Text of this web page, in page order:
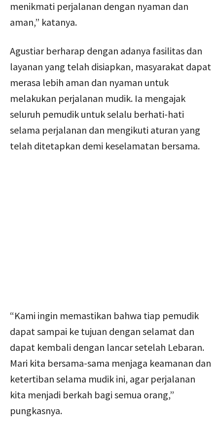
menikmati perjalanan dengan nyaman dan
aman,” katanya.
Agustiar berharap dengan adanya fasilitas dan
layanan yang telah disiapkan, masyarakat dapat
merasa lebih aman dan nyaman untuk
melakukan perjalanan mudik. Ia mengajak
seluruh pemudik untuk selalu berhati-hati
selama perjalanan dan mengikuti aturan yang
telah ditetapkan demi keselamatan bersama.
“Kami ingin memastikan bahwa tiap pemudik
dapat sampai ke tujuan dengan selamat dan
dapat kembali dengan lancar setelah Lebaran.
Mari kita bersama-sama menjaga keamanan dan
ketertiban selama mudik ini, agar perjalanan
kita menjadi berkah bagi semua orang,”
pungkasnya.